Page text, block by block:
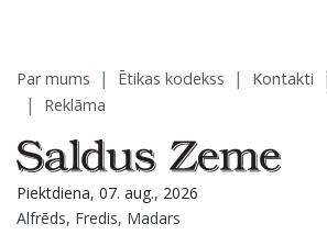
Par mums Ētikas kodekss Kontakti
Reklāma
Piektdiena, 07. aug., 2026
Alfrēds, Fredis, Madars